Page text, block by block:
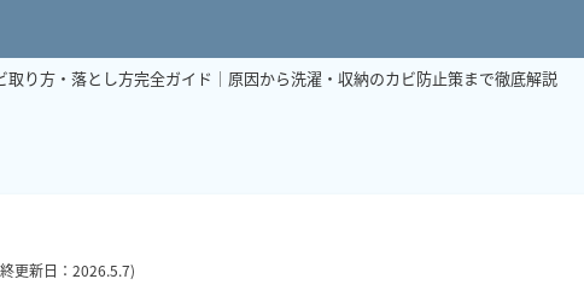
取り方・落とし方完全ガイド│原因から洗濯・収納のカビ防止策まで徹底解説
更新日： 2026.5.7)